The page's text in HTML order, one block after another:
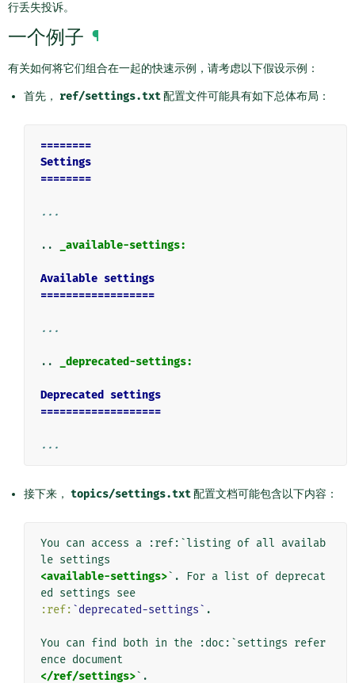
行丢失投诉。
一个例子 ¶
有关如何将它们组合在一起的快速示例，请考虑以下假设示例：
首先， ref/settings.txt配置文件可能具有如下总体布局：
========
Settings
========
...
.. _available-settings:
Available settings
==================
...
.. _deprecated-settings:
Deprecated settings
===================
...
接下来， topics/settings.txt配置文档可能包含以下内容：
You can access a :ref:`listing of all availab
<available-settings>`. For a list of deprecat
:ref: `deprecated-settings` .
You can find both in the :doc:`settings refer
</ref/settings>